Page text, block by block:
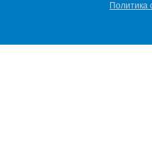
Политика